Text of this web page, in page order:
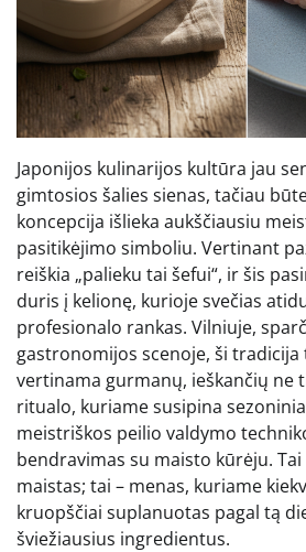
Japonijos kulinarijos kultūra jau
gimtosios šalies sienas, tačiau
koncepcija išlieka aukščiausiu
pasitikėjimo simboliu. Vertinant
reiškia „palieku tai šefui“, ir šis
duris į kelionę, kurioje svečias
profesionalo rankas. Vilniuje,
gastronomijos scenoje, ši tradicija
vertinama gurmanų, ieškančių ne
ritualo, kuriame susipina
meistriškos peilio valdymo
bendravimas su maisto kūrėju.
maistas; tai – menas, kuriame
kruopščiai suplanuotas pagal tą
šviežiausius ingredientus.